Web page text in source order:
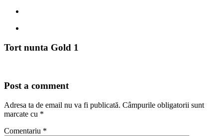
Tort nunta Gold 1
Post a comment
Adresa ta de email nu va fi publicată. Câmpurile obligatorii sunt
marcate cu *
Comentariu *